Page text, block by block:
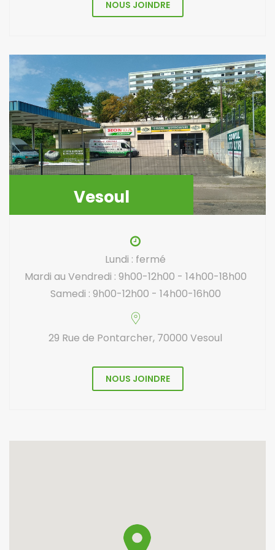
NOUS JOINDRE
Vesoul
Lundi : fermé
Mardi au Vendredi : 9h00-12h00 - 14h00-18h00
Samedi : 9h00-12h00 - 14h00-16h00
29 Rue de Pontarcher, 70000 Vesoul
NOUS JOINDRE